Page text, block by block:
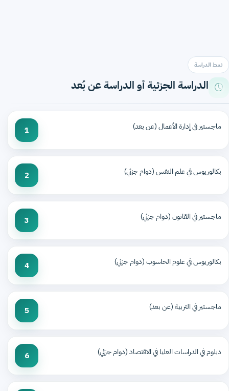
نمط الدراسة
الدراسة الجزئية أو الدراسة عن بُعد
ماجستير في إدارة الأعمال (عن بعد) 1
بكالوريوس في علم النفس (دوام جزئي) 2
ماجستير في القانون (دوام جزئي) 3
بكالوريوس في علوم الحاسوب (دوام جزئي) 4
ماجستير في التربية (عن بعد) 5
دبلوم في الدراسات العليا في الاقتصاد (دوام جزئي) 6